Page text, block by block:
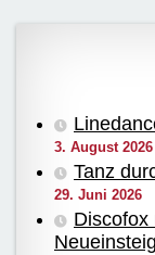
3. August 2026
Tanz
29. Juni 2026
Discofox